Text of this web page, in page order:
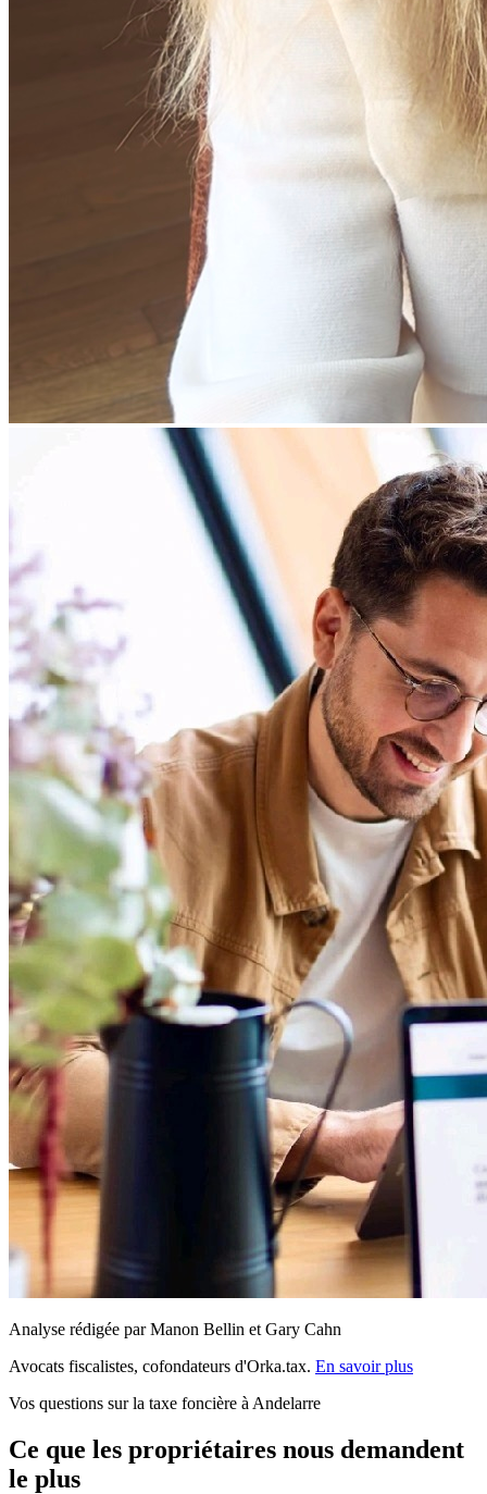
Analyse rédigée par Manon Bellin et Gary Cahn
Avocats fiscalistes, cofondateurs d'Orka.tax. En savoir plus
Vos questions sur la taxe foncière à Andelarre
Ce que les propriétaires nous demandent
le plus